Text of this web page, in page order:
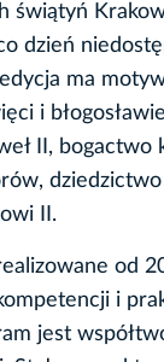
świątyń
dzień
ma
i
II,
II.
od
i
jest